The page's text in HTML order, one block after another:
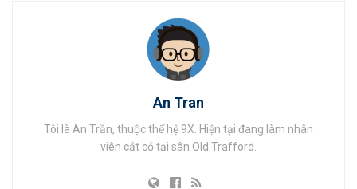
An Tran
Tôi là An Trần, thuộc thế hệ 9X. Hiện tại đang làm nhân
viên cắt cỏ tại sân Old Trafford.